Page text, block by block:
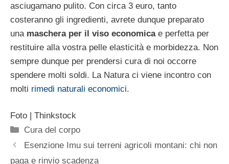
asciugamano pulito. Con circa 3 euro, tanto
costeranno gli ingredienti, avrete dunque preparato
una maschera per il viso economicae perfetta per
restituire alla vostra pelle elasticità e morbidezza. Non
sempre dunque per prendersi cura di noi occorre
spendere molti soldi. La Natura ci viene incontro con
molti rimedi naturali economici.
Foto | Thinkstock
Categorie
Cura del corpo
Esenzione Imu sui terreni agricoli montani: chi non
paga e rinvio scadenza